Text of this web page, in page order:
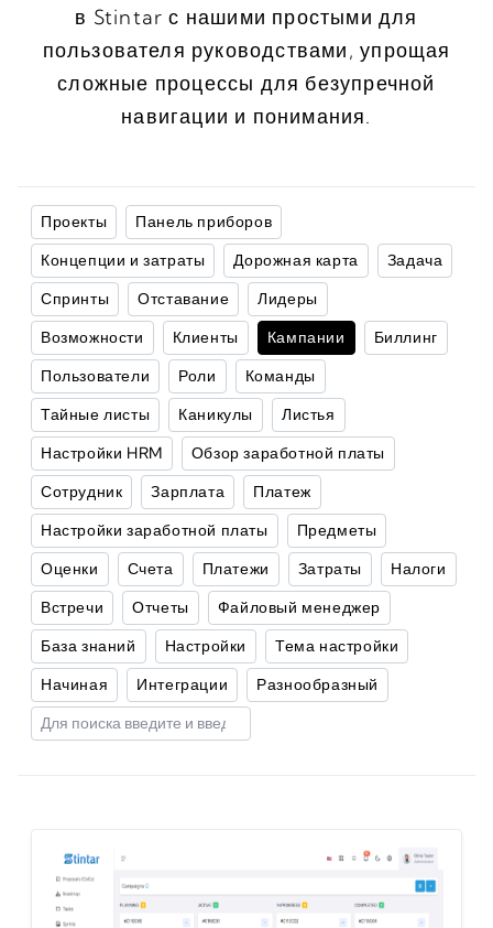
в Stintar с нашими простыми для
пользователя руководствами, упрощая
сложные процессы для безупречной
навигации и понимания.
Проекты
Панель приборов
Концепции и затраты
Дорожная карта
Задача
Спринты
Отставание
Лидеры
Возможности
Клиенты Кампании
Биллинг
Пользователи
Роли
Команды
Тайные листы
Каникулы
Листья
Настройки HRM
Обзор заработной платы
Сотрудник
Зарплата
Платеж
Настройки заработной платы
Предметы
Оценки
Счета Платежи Затраты
Налоги
Встречи
Отчеты
Файловый менеджер
База знаний
Настройки
Тема настройки
Начиная
Интеграции Разнообразный